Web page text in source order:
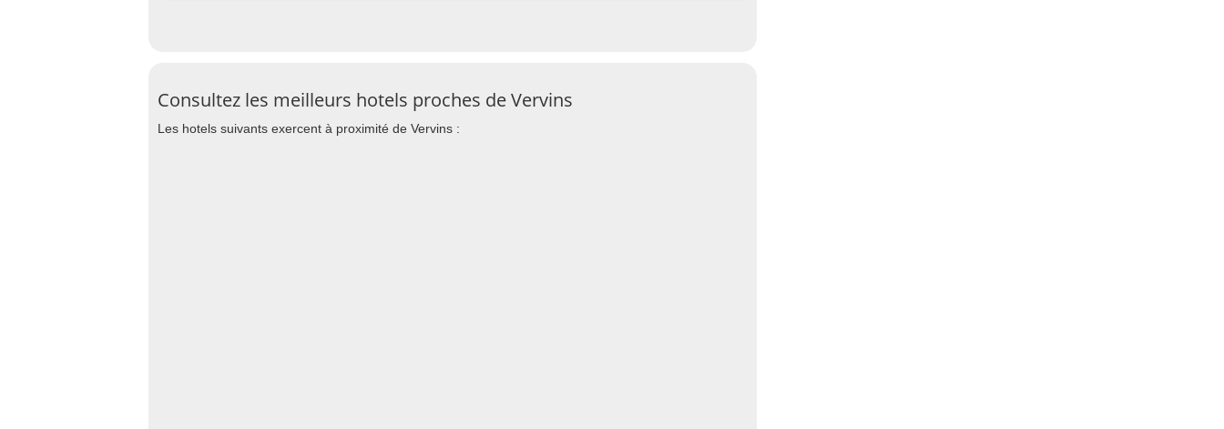
Consultez les meilleurs hotels proches de Vervins
Les hotels suivants exercent à proximité de Vervins :